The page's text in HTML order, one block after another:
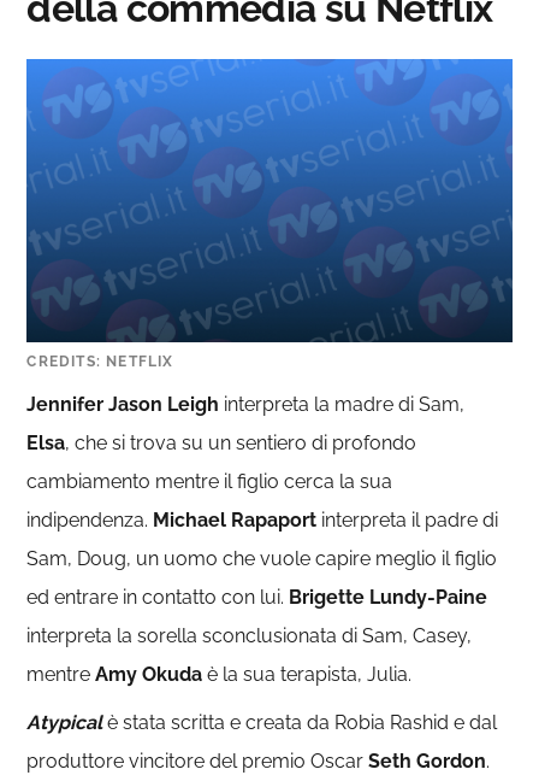
CREDITS: NETFLIX
Jennifer Jason Leigh interpreta la madre di Sam,
Elsa, che si trova su un sentiero di profondo
cambiamento mentre il figlio cerca la sua
indipendenza. Michael Rapaport interpreta il padre di
Sam, Doug, un uomo che vuole capire meglio il figlio
ed entrare in contatto con lui. Brigette Lundy-Paine
interpreta la sorella sconclusionata di Sam, Casey,
mentreAmy Okuda è la sua terapista, Julia.
Atypicalè stata scritta e creata da Robia Rashid e dal
produttore vincitore del premio OscarSeth Gordon.